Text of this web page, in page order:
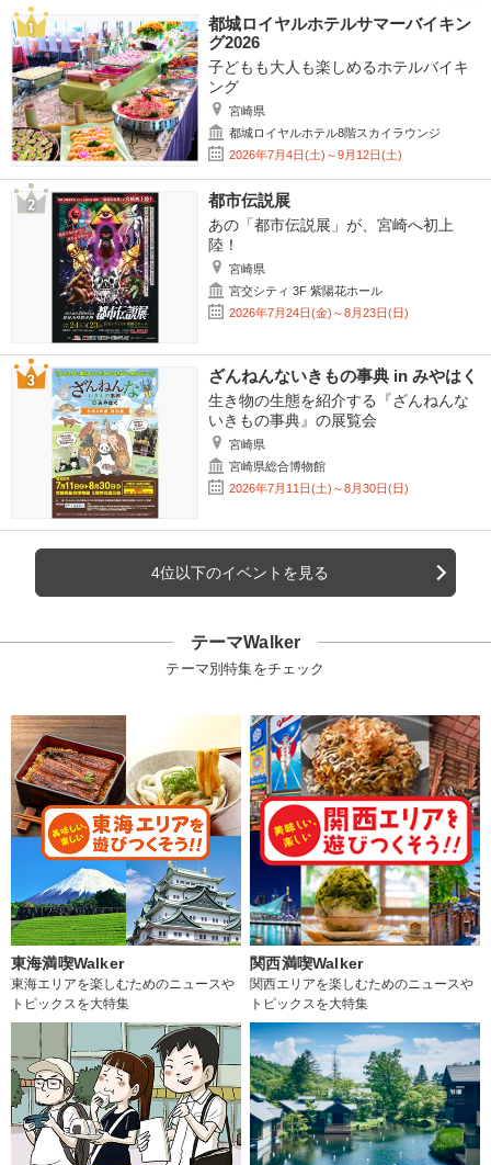
都城ロイヤルホテルサマーバイキン
グ2026
子どもも大人も楽しめるホテルバイキ
ング
宮崎県
都城ロイヤルホテル8階スカイラウンジ
2026年7月4日(土)～9月12日(土)
都市伝説展
あの「都市伝説展」が、宮崎へ初上
陸！
宮崎県
宮交シティ 3F 紫陽花ホール
2026年7月24日(金)～8月23日(日)
ざんねんないきもの事典 in みやはく
生き物の生態を紹介する『ざんねんな
いきもの事典』の展覧会
宮崎県
宮崎県総合博物館
2026年7月11日(土)～8月30日(日)
4位以下のイベントを見る
テーマWalker
テーマ別特集をチェック
東海満喫Walker
東海エリアを楽しむためのニュースや
トピックスを大特集
関西満喫Walker
関西エリアを楽しむためのニュースや
トピックスを大特集